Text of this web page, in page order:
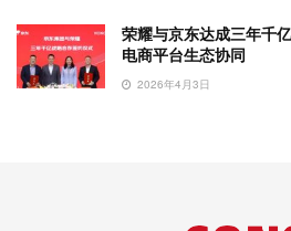
荣耀与京东达成三年千
电商平台生态协同
2026年4月3日